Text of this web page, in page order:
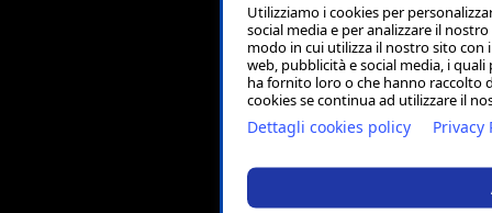
Utilizziamo i cookies per
social media e per analizzare il
modo in cui utilizza il nostro sito con
web, pubblicità e social media, i
ha fornito loro o che hanno raccolto
cookies se continua ad utilizzare il
Dettagli cookies policy Privacy